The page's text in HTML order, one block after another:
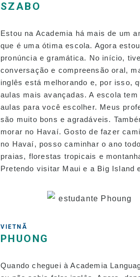
SZABO
Estou na Academia há mais de um
que é uma ótima escola. Agora
pronúncia e gramática. No início,
conversação e compreensão oral,
inglês está melhorando e, por isso,
aulas mais avançadas. A escola tem
aulas para você escolher. Meus
são muito bons e agradáveis.
morar no Havaí. Gosto de fazer
no Havaí, posso caminhar o ano
praias, florestas tropicais e
Pretendo visitar Maui e a Big Island
VIETNÃ
PHUONG
Quando cheguei à Academia